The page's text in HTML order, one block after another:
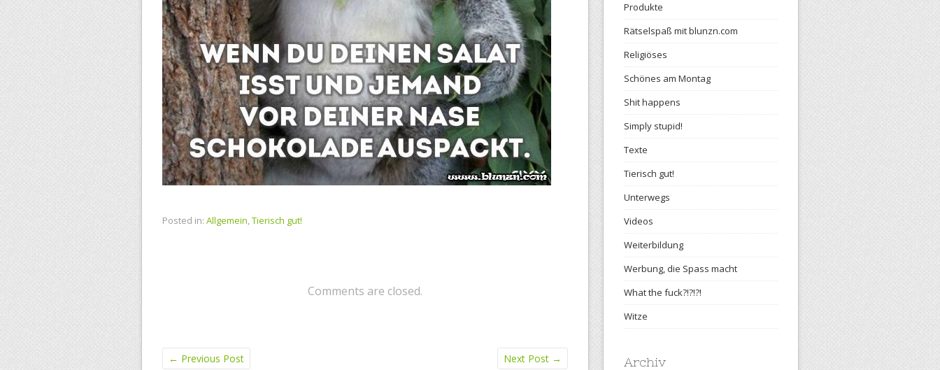
Posted in: Allgemein,Tierisch gut!
Comments are closed.
← Previous Post Next Post →
Produkte
Rätselspaß mit blunzn.com
Religiöses
Schönes am Montag
Shit happens
Simply stupid!
Texte
Tierisch gut!
Unterwegs
Videos
Weiterbildung
Werbung, die Spass macht
What the fuck?!?!?!
Witze
Archiv